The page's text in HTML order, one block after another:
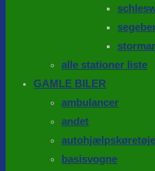
alle stationer liste
GAMLE BILER
ambulancer
andet
basisvogne